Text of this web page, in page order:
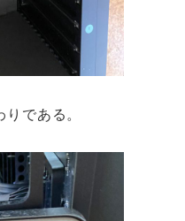
である。